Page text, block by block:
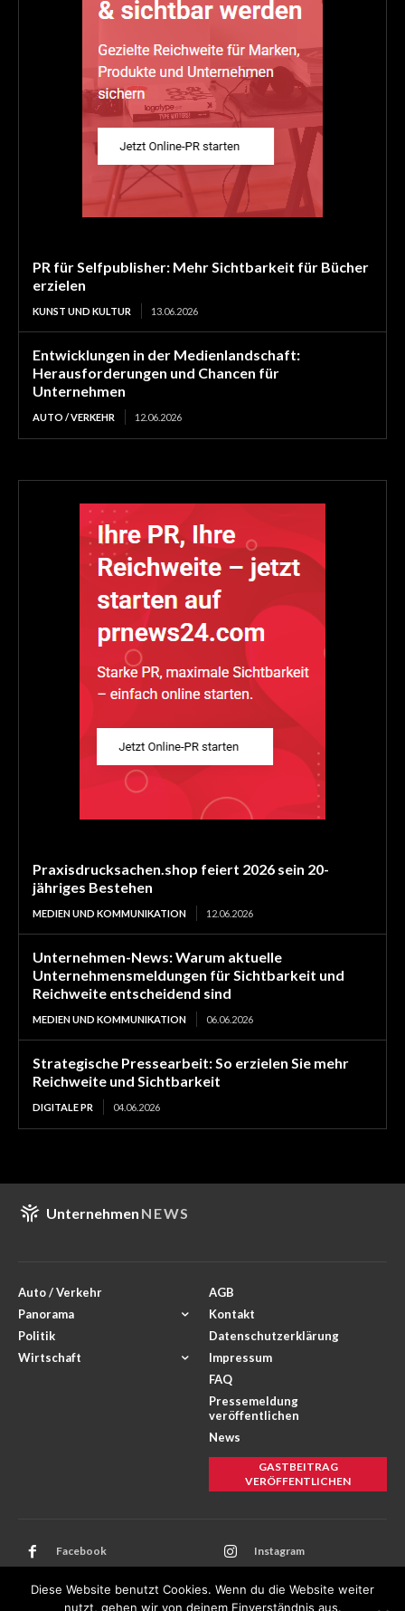
PR für Selfpublisher: Mehr Sichtbarkeit für Bücher
erzielen
KUNST UND KULTUR 13.06.2026
Entwicklungen in der Medienlandschaft:
Herausforderungen und Chancen für
Unternehmen
AUTO / VERKEHR 12.06.2026
Praxisdrucksachen.shop feiert 2026 sein 20-
jähriges Bestehen
MEDIEN UND KOMMUNIKATION 12.06.2026
Unternehmen-News: Warum aktuelle
Unternehmensmeldungen für Sichtbarkeit und
Reichweite entscheidend sind
MEDIEN UND KOMMUNIKATION 06.06.2026
Strategische Pressearbeit: So erzielen Sie mehr
Reichweite und Sichtbarkeit
DIGITALE PR 04.06.2026
Unternehmen NEWS
Auto / Verkehr
Panorama
Politik
Wirtschaft
AGB
Kontakt
Datenschutzerklärung
Impressum
FAQ
Pressemeldung
veröffentlichen
News
GASTBEITRAG
VERÖFFENTLICHEN
Facebook Instagram
Diese Website benutzt Cookies. Wenn du die Website weiter
nutzt, gehen wir von deinem Einverständnis aus.